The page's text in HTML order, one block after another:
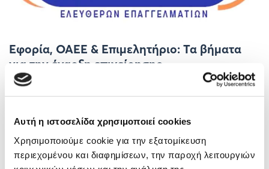
Αυτή η ιστοσελίδα χρησιμοποιεί cookies
Χρησιμοποιούμε cookie για την εξατομίκευση
περιεχομένου και διαφημίσεων, την παροχή λειτουργιών
Εφορία, ΟΑΕΕ & Επιμελητήριο: Τα βήματα
για την έναρξη επιχείρησης
12/05/2017
Περισσότερα